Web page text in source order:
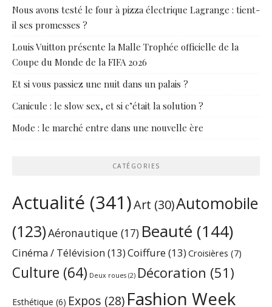
Nous avons testé le four à pizza électrique Lagrange : tient-
il ses promesses ?
Louis Vuitton présente la Malle Trophée officielle de la
Coupe du Monde de la FIFA 2026
Et si vous passiez une nuit dans un palais ?
Canicule : le slow sex, et si c’était la solution ?
Mode : le marché entre dans une nouvelle ère
CATÉGORIES
Actualité (341)Art (30)Automobile
(123)Aéronautique (17) Beauté (144)
Cinéma / Télévision(13)Coiffure(13) Croisières (7)
Culture (64) Deux roues (2) Décoration (51)
Esthétique (6) Expos (28) Fashion Week